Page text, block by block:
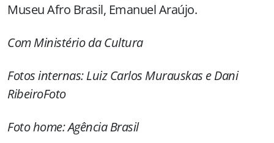
Museu Afro Brasil, Emanuel Araújo.
Com Ministério da Cultura
Fotos internas: Luiz Carlos Murauskas e Dani
RibeiroFoto
Foto home: Agência Brasil